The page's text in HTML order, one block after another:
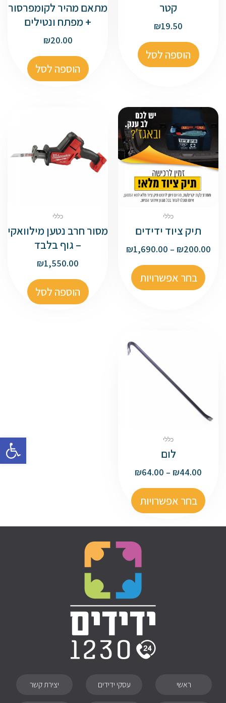
פתח
קטר
₪19.50
הוספה לסל
מתאם מהיר לקומפרסור
+ מפתח ונטילים
₪20.00
הוספה לסל
כללי
תיק ציוד ידידים
₪200.00
–
₪1,690.00
בחר אפשרויות
כללי
מסור חרב נטען מילוואקי
– גוף בלבד
₪1,550.00
הוספה לסל
כללי
לום
₪44.00
–
₪64.00
בחר אפשרויות
ראשי עסקי ידידים יצירת קשר